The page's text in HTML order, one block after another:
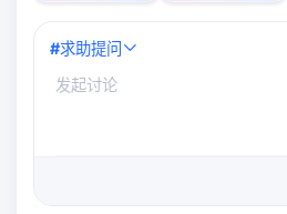
#求助提问